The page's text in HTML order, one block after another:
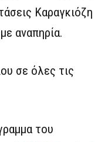
Καραγκιόζη
αναπηρία.
σε όλες τις
του